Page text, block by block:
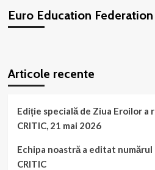
revistei
al
CRITIC
Euro Education Federation
Articole recente
Ediție specială de Ziua Eroilor a
CRITIC, 21 mai 2026
Echipa noastră a editat
CRITIC